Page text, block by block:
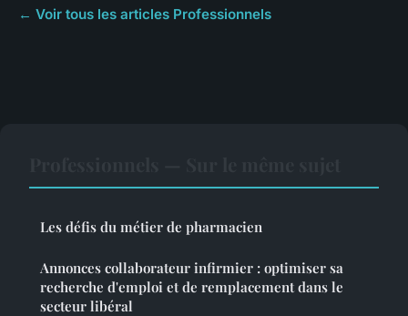
← Voir tous les articles Professionnels
Les défis du métier de pharmacien
Annonces collaborateur infirmier : optimiser sa
recherche d'emploi et de remplacement dans le
secteur libéral